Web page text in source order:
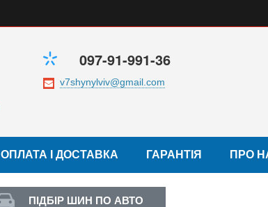
097-91-991-36
ОПЛАТА І ДОСТАВКА ГАРАНТІЯ ПРО
ПІДБІР ШИН ПО АВТО